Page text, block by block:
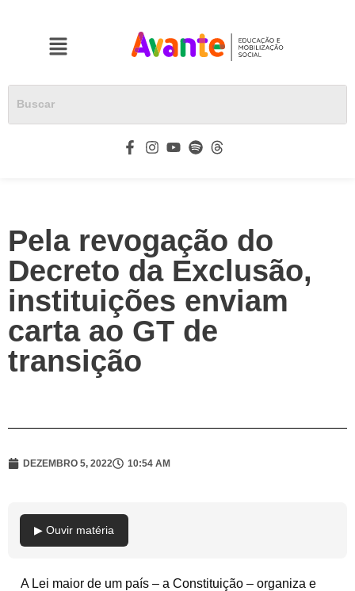
Pela revogação do
Decreto da Exclusão,
instituições enviam
carta ao GT de
transição
DEZEMBRO 5, 2022 10:54 AM
▶ Ouvir matéria
A Lei maior de um país – a Constituição – organiza e